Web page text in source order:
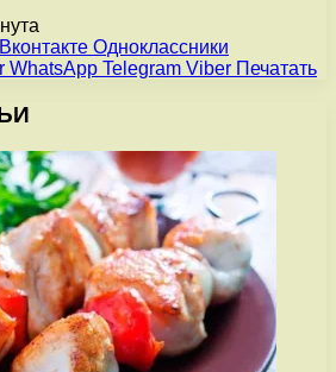
Вконтакте Одноклассники
WhatsApp Telegram Viber Печатать